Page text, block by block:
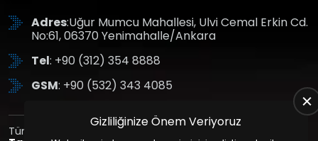
Adres:Uğur Mumcu Mahallesi, Ulvi Cemal Erkin Cd.
No:61, 06370 Yenimahalle/Ankara
Tel: +90 (312) 354 8888
GSM: +90 (532) 343 4085
Tüm Hakları Saklıdır. | Bu site Us Yazılım
Kurumsal Web
Gizliliğinize Önem Veriyoruz